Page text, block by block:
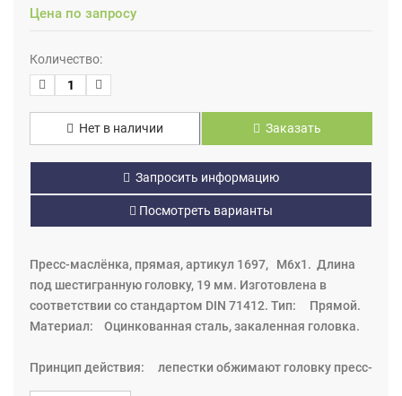
Цена по запросу
Количество:
Нет в наличии Заказать
Запросить информацию
Посмотреть варианты
Пресс-маслёнка, прямая, артикул 1697, M6x1. Длина
под шестигранную головку, 19 мм. Изготовлена в
соответствии со стандартом DIN 71412. Тип: Прямой.
Материал: Оцинкованная сталь, закаленная головка.
Принцип действия: лепестки обжимают головку пресс-
маслёнки, уплотнение металлическое (на некоторых